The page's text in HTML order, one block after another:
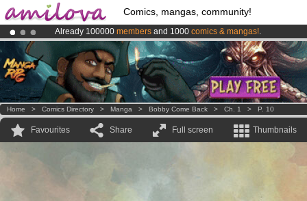
Comics, mangas, community!
Already 100000 members and 1000 comics & mangas!.
AmilovaKickstarter is now LIVE!.
Premium membership from3.95 euros per month !Get membership
Home > Comics Directory > Manga > Bobby Come Back > Ch. 1 > P. 10
Favourites Share Full screen Thumbnails